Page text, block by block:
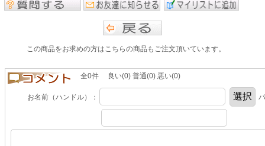
この商品をお求めの方はこちらの商品もご注文頂いています。
全0件 良い(0) 普通(0) 悪い(0)
お名前（ハンドル）：